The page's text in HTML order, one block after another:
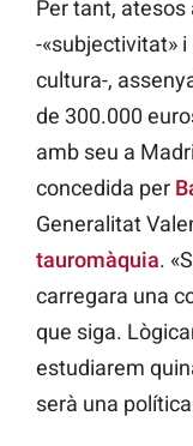
Per tant,
-«subjectivitat» i
cultura-,
de 300.000
amb seu a
concedida per
Generalitat
tauromàquia.
carregara una
que siga.
estudiarem
serà una